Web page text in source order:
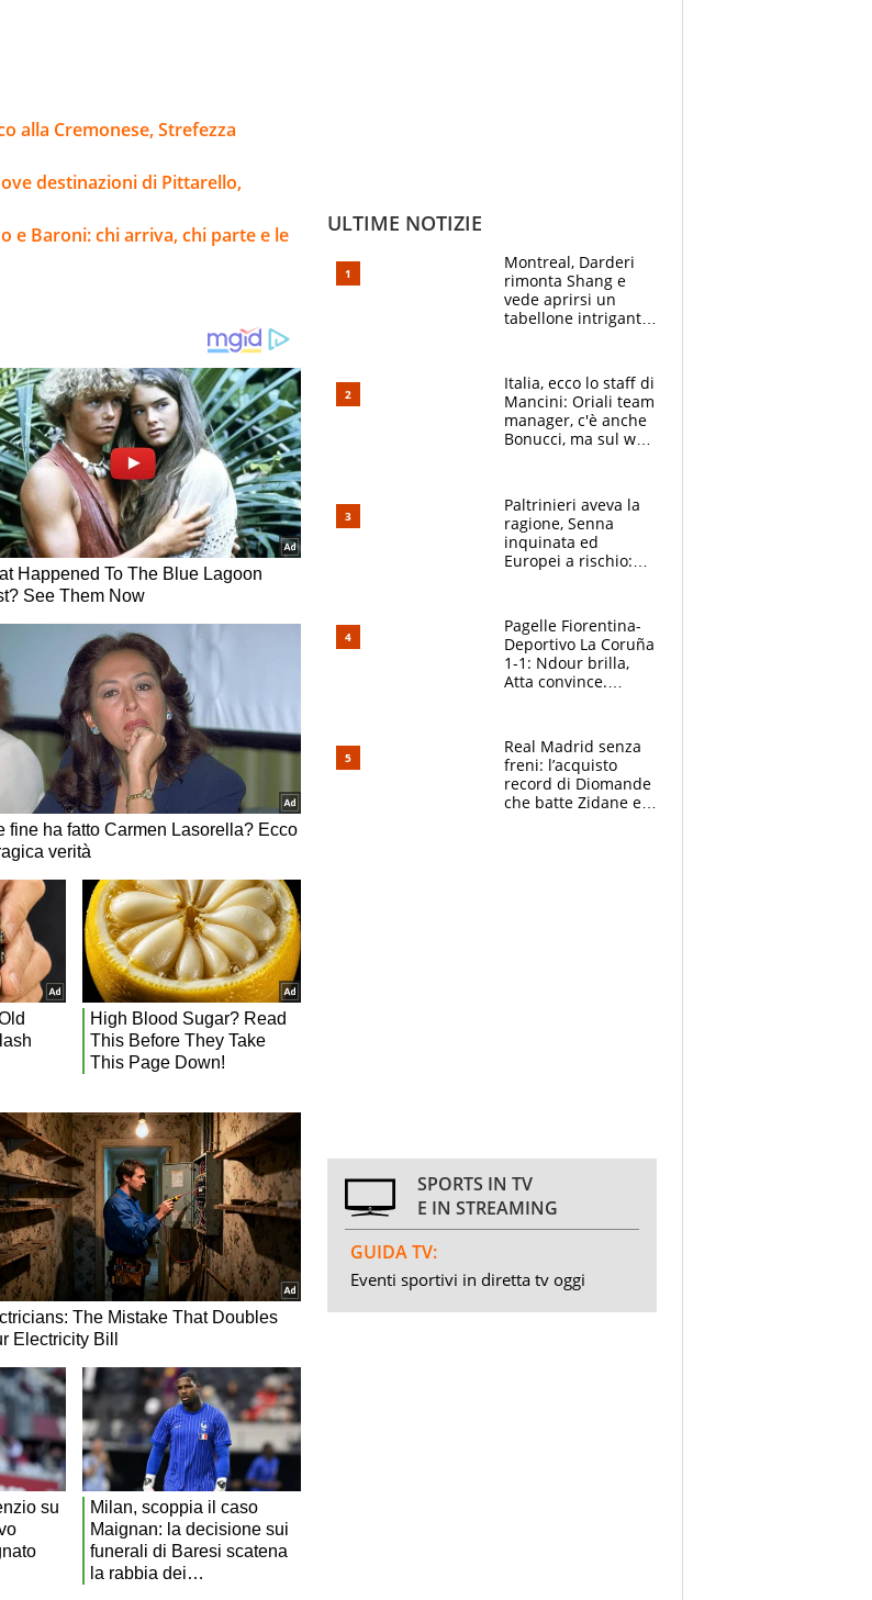
alla Cremonese, Strefezza
destinazioni di Pittarello,
e Baroni: chi arriva, chi parte e le
ULTIME NOTIZIE
Montreal, Darderi
rimonta Shang e
vede aprirsi un
tabellone intrigante:
felice del mio livello"
Italia, ecco lo staff di
Mancini: Oriali team
manager, c'è anche
Bonucci, ma sul web
Paltrinieri aveva la
ragione, Senna
inquinata ed
Europei a rischio:
adesso
Pagelle Fiorentina-
Deportivo La Coruña
1-1: Ndour brilla,
Atta convince.
Real Madrid senza
freni: l’acquisto
record di Diomande
che batte Zidane e
SPORTS IN TV
E IN STREAMING
GUIDA TV:
Eventi sportivi in diretta tv oggi